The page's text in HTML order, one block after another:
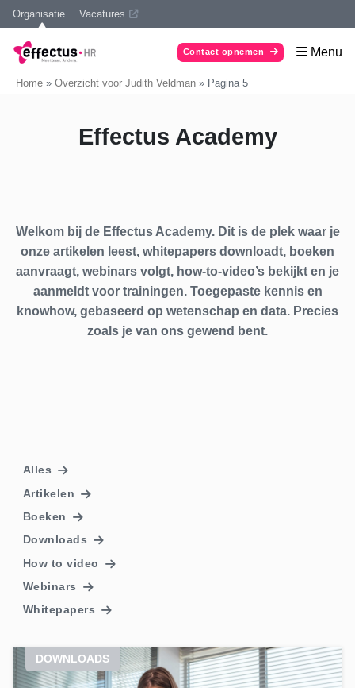
Organisatie Vacatures
Contact opnemen Menu
Home » Overzicht voor Judith Veldman » Pagina 5
Effectus Academy
Welkom bij de Effectus Academy. Dit is de plek waar je
onze artikelen leest, whitepapers downloadt, boeken
aanvraagt, webinars volgt, how-to-video’s bekijkt en je
aanmeldt voor trainingen. Toegepaste kennis en
knowhow, gebaseerd op wetenschap en data. Precies
zoals je van ons gewend bent.
Alles
Artikelen
Boeken
Downloads
How to video
Webinars
Whitepapers
DOWNLOADS